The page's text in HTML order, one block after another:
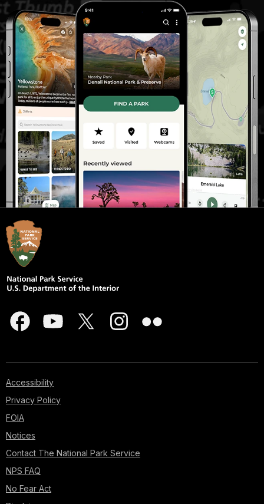
Accessibility
Privacy Policy
FOIA
Notices
Contact The National Park Service
NPS FAQ
No Fear Act